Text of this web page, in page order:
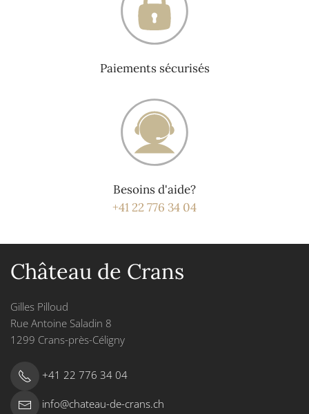
Paiements sécurisés
Besoins d'aide?
+41 22 776 34 04
Château de Crans
Gilles Pilloud
Rue Antoine Saladin 8
1299 Crans-près-Céligny
+41 22 776 34 04
info@chateau-de-crans.ch